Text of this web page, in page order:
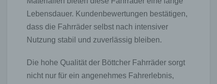
Lebensdauer. Kundenbewertungen bestätigen,
dass die Fahrräder selbst nach intensiver
Nutzung stabil und zuverlässig bleiben.
Die hohe Qualität der Böttcher Fahrräder sorgt
nicht nur für ein angenehmes Fahrerlebnis,